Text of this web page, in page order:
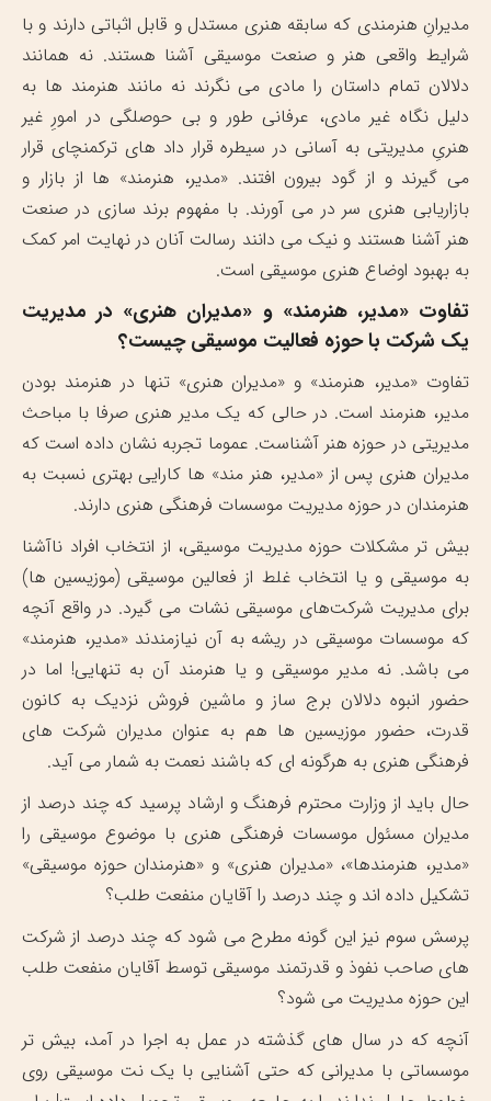
مدیرانِ هنرمندی که سابقه هنری مستدل و قابل اثباتی دارند و با
شرایط واقعی هنر و صنعت موسیقی آشنا هستند. نه همانند
دلالان تمام داستان را مادی می نگرند نه مانند هنرمند ها به
دلیل نگاه غیر مادی، عرفانی طور و بی حوصلگی در امورِ غیر
هنریِ مدیریتی به آسانی در سیطره قرار داد های ترکمنچای قرار
می گیرند و از گود بیرون افتند. «مدیر، هنرمند» ها از بازار و
بازاریابی هنری سر در می آورند. با مفهوم برند سازی در صنعت
هنر آشنا هستند و نیک می دانند رسالت آنان در نهایت امر کمک
به بهبود اوضاع هنری موسیقی است.
تفاوت «مدیر، هنرمند» و «مدیران هنری» در مدیریت
یک شرکت با حوزه فعالیت موسیقی چیست؟
تفاوت «مدیر، هنرمند» و «مدیران هنری» تنها در هنرمند بودن
مدیر، هنرمند است. در حالی که یک مدیر هنری صرفا با مباحث
مدیریتی در حوزه هنر آشناست. عموما تجربه نشان داده است که
مدیران هنری پس از «مدیر، هنر مند» ها کارایی بهتری نسبت به
هنرمندان در حوزه مدیریت موسسات فرهنگی هنری دارند.
بیش تر مشکلات حوزه مدیریت موسیقی، از انتخاب افراد ناآشنا
به موسیقی و یا انتخاب غلط از فعالین موسیقی (موزیسین ها)
برای مدیریت شرکت‌های موسیقی نشات می گیرد. در واقع آنچه
که موسسات موسیقی در ریشه به آن نیازمندند «مدیر، هنرمند»
می باشد. نه مدیر موسیقی و یا هنرمند آن به تنهایی! اما در
حضور انبوه دلالان برج ساز و ماشین فروش نزدیک به کانون
قدرت، حضور موزیسین ها هم به عنوان مدیران شرکت های
فرهنگی هنری به هرگونه ای که باشند نعمت به شمار می آید.
حال باید از وزارت محترم فرهنگ و ارشاد پرسید که چند درصد از
مدیران مسئول موسسات فرهنگی هنری با موضوع موسیقی را
«مدیر، هنرمندها»، «مدیران هنری» و «هنرمندان حوزه موسیقی»
تشکیل داده اند و چند درصد را آقایان منفعت طلب؟
پرسش سوم نیز این گونه مطرح می شود که چند درصد از شرکت
های صاحب نفوذ و قدرتمند موسیقی توسط آقایان منفعت طلب
این حوزه مدیریت می شود؟
آنچه که در سال های گذشته در عمل به اجرا در آمد، بیش تر
موسساتی با مدیرانی که حتی آشنایی با یک نت موسیقی روی